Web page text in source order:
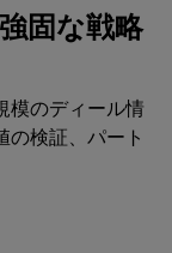
固な戦略
模のディール情
の検証、パート